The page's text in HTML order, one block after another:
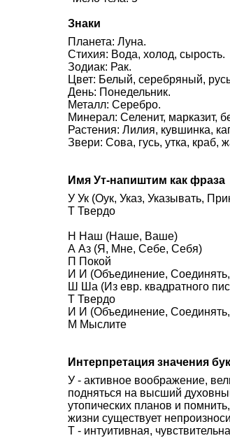
Знаки
Планета: Луна.
Стихия: Вода, холод, сырость.
Зодиак: Рак.
Цвет: Белый, серебряный,
День: Понедельник.
Металл: Серебро.
Минерал: Селенит, марказит,
Растения: Лилия, кувшинка,
Звери: Сова, гусь, утка, краб,
Имя Ут-напиштим как фраза
У Ук (Оук, Указ, Указывать,
Т Твердо
Н Наш (Наше, Ваше)
А Аз (Я, Мне, Себе, Себя)
П Покой
И И (Объединение,
Ш Ша (Из евр. квадратного
Т Твердо
И И (Объединение,
М Мыслите
Интерпретация значения
У - активное воображение,
подняться на высший
утопических планов и
жизни существует
Т - интуитивная,